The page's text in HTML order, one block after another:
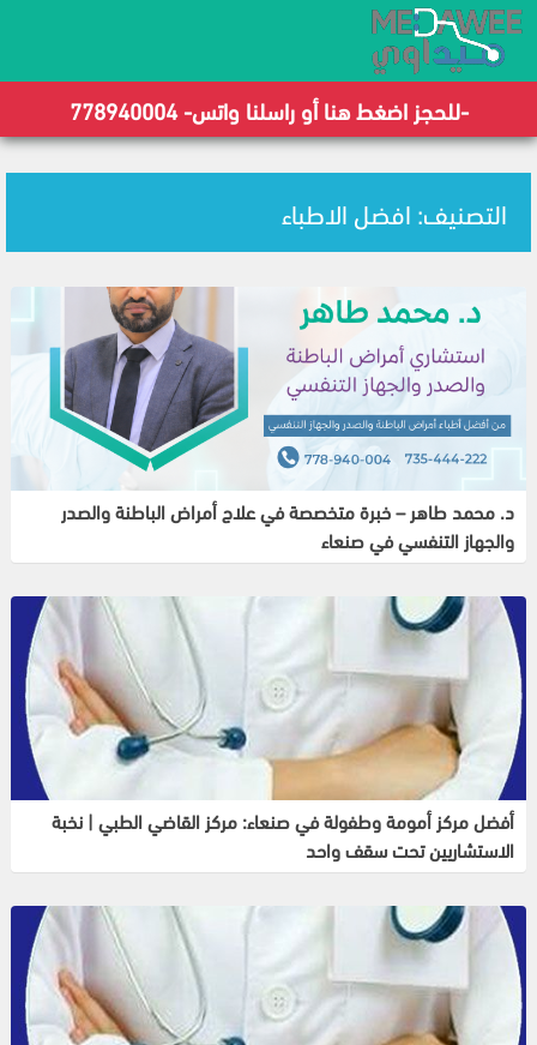
-للحجز اضغط هنا أو راسلنا واتس- 778940004
التصنيف: افضل الاطباء
د. محمد طاهر – خبرة متخصصة في علاج أمراض الباطنة والصدر
والجهاز التنفسي في صنعاء
أفضل مركز أمومة وطفولة في صنعاء: مركز القاضي الطبي | نخبة
الاستشاريين تحت سقف واحد